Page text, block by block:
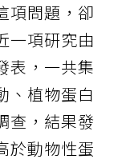
項問題，卻
一項研究由
表，一共集
、植物蛋白
查，結果發
於動物性蛋